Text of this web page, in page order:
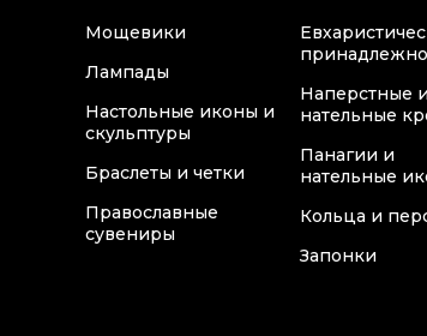
Мощевики
Лампады
Настольные иконы и
скульптуры
Браслеты и четки
Православные
сувениры
Наперстные и
нательные
Панагии и
нательные
Кольца и
Запонки